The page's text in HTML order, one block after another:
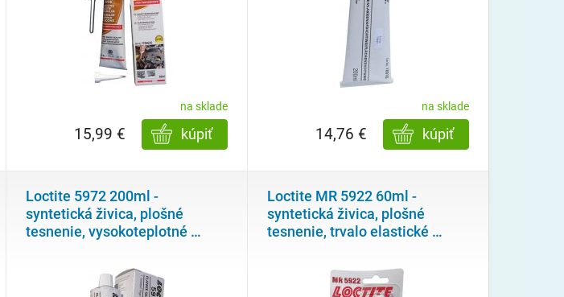
na sklade
kúpiť
15,99 €
na sklade
kúpiť
14,76 €
Loctite 5972 200ml -
syntetická živica, plošné
tesnenie, vysokoteplotné …
Loctite MR 5922 60ml -
syntetická živica, plošné
tesnenie, trvalo elastické …